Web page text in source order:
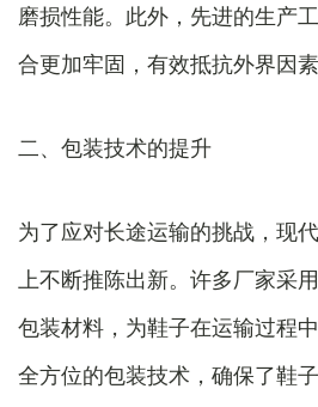
磨损性能。此外，先进的生产
合更加牢固，有效抵抗外界因素
二、包装技术的提升
为了应对长途运输的挑战，现
上不断推陈出新。许多厂家采
包装材料，为鞋子在运输过程
全方位的包装技术，确保了鞋